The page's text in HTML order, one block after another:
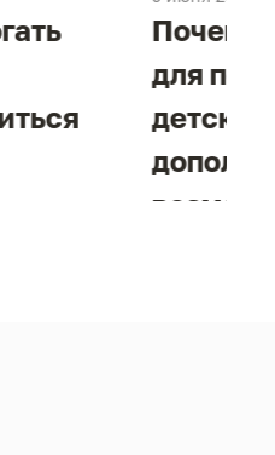
Почему
для